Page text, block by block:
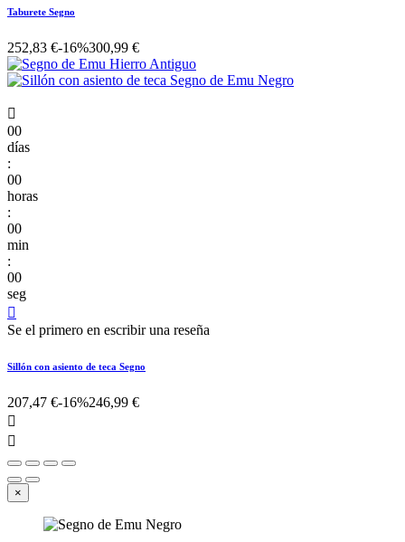
Taburete Segno
252,83 €-16%300,99 €

00
días
:
00
horas
:
00
min
:
00
seg

Se el primero en escribir una reseña
Sillón con asiento de teca Segno
207,47 €-16%246,99 €


×